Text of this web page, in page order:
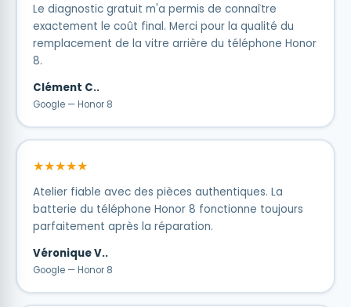
Le diagnostic gratuit m'a permis de connaître
exactement le coût final. Merci pour la qualité du
remplacement de la vitre arrière du téléphone Honor
8.
Clément C..
Google — Honor 8
★★★★★
Atelier fiable avec des pièces authentiques. La
batterie du téléphone Honor 8 fonctionne toujours
parfaitement après la réparation.
Véronique V..
Google — Honor 8